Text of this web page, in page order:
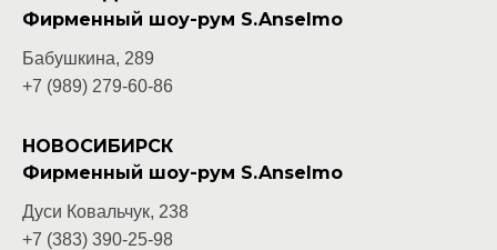
Фирменный шоу-рум S.Anselmo
Бабушкина, 289
+7 (989) 279-60-86
НОВОСИБИРСК
Фирменный шоу-рум S.Anselmo
Дуси Ковальчук, 238
+7 (383) 390-25-98